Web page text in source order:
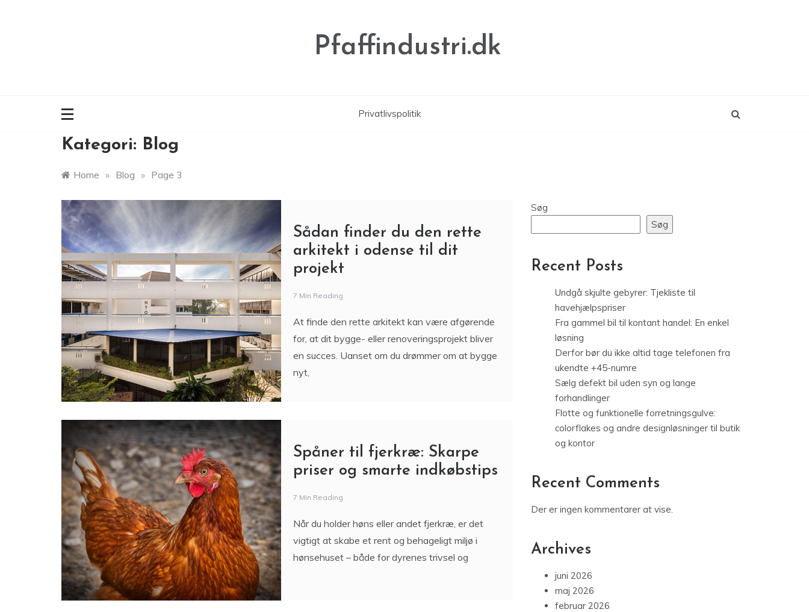
Pfaffindustri.dk
Privatlivspolitik
Kategori: Blog
Home » Blog » Page 3
Sådan finder du den rette
arkitekt i odense til dit
projekt
7 Min Reading
At finde den rette arkitekt kan være afgørende
for, at dit bygge- eller renoveringsprojekt bliver
en succes. Uanset om du drømmer om at bygge
nyt,
Spåner til fjerkræ: Skarpe
priser og smarte indkøbstips
7 Min Reading
Når du holder høns eller andet fjerkræ, er det
vigtigt at skabe et rent og behageligt miljø i
hønsehuset – både for dyrenes trivsel og
Søg
Søg
Recent Posts
Undgå skjulte gebyrer: Tjekliste til
havehjælpspriser
Fra gammel bil til kontant handel: En enkel
løsning
Derfor bør du ikke altid tage telefonen fra
ukendte +45-numre
Sælg defekt bil uden syn og lange
forhandlinger
Flotte og funktionelle forretningsgulve:
colorflakes og andre designløsninger til butik
og kontor
Recent Comments
Der er ingen kommentarer at vise.
Archives
juni 2026
maj 2026
februar 2026